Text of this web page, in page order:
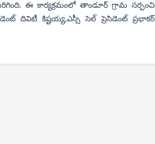
ఈ కార్యక్రమంలో తాండూర్ గ్రామ సర్పంచి
దివిటీ కిష్టయ్య,ఎస్సీ సెల్ ప్రెసిడెంట్ ప్రభాకర్